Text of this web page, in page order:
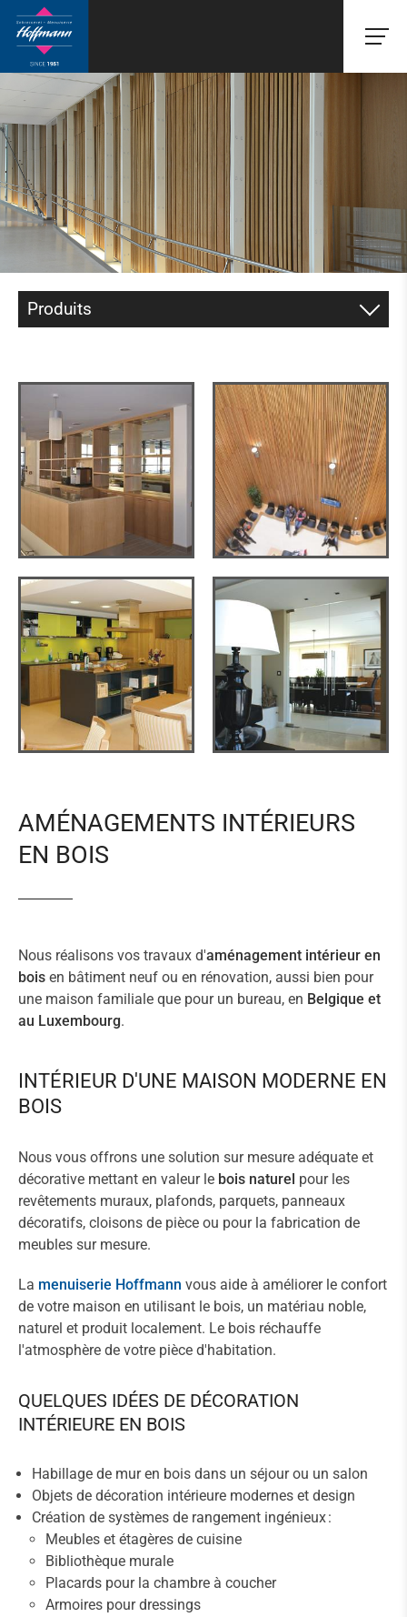
Produits
CHÂSSIS EN BOIS
FENÊTRES BOIS-ALU
LEVANTS-COULISSANTS
PORTES ENTRÉE & GARAGE
PORTES MODERNES EN BOIS-ALU
ESCALIERS
PORTES D'INTÉRIEUR
AMÉNAGEMENT INTÉRIEUR
AMÉNAGEMENTS INTÉRIEURS
EN BOIS
Nous réalisons vos travaux d'aménagement intérieur en
bois en bâtiment neuf ou en rénovation, aussi bien pour
une maison familiale que pour un bureau, en Belgique et
au Luxembourg.
INTÉRIEUR D'UNE MAISON MODERNE EN
BOIS
Nous vous offrons une solution sur mesure adéquate et
décorative mettant en valeur le bois naturel pour les
revêtements muraux, plafonds, parquets, panneaux
décoratifs, cloisons de pièce ou pour la fabrication de
meubles sur mesure.
La menuiserie Hoffmann vous aide à améliorer le confort
de votre maison en utilisant le bois, un matériau noble,
naturel et produit localement. Le bois réchauffe
l'atmosphère de votre pièce d'habitation.
QUELQUES IDÉES DE DÉCORATION
INTÉRIEURE EN BOIS
Habillage de mur en bois dans un séjour ou un salon
Objets de décoration intérieure modernes et design
Création de systèmes de rangement ingénieux :
Meubles et étagères de cuisine
Bibliothèque murale
Placards pour la chambre à coucher
Armoires pour dressings